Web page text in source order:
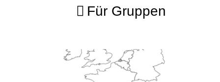
Für Gruppen